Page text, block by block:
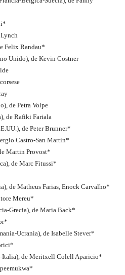
Felix Randau*
Unido), de Kevin Costner
de Petra Volpe
de Rafiki Fariala
de Peter Brunner*
Castro-San Martin*
Martin Provost*
de Marc Fitussi*
de Matheus Farias, Enock Carvalho*
Mereu*
Grecia), de Maria Back*
Ucrania), de Isabelle Stever*
Italia), de Meritxell Colell Aparicio*